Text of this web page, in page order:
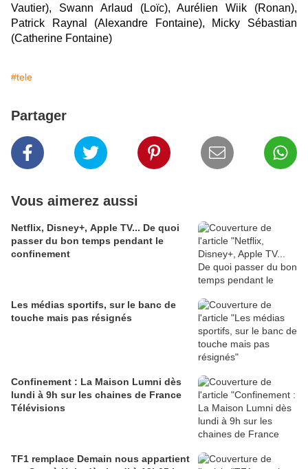
Vautier), Swann Arlaud (Loïc), Aurélien Wiik (Ronan),
Patrick Raynal (Alexandre Fontaine), Micky Sébastian
(Catherine Fontaine)
#tele
Partager
Vous aimerez aussi
Netflix, Disney+, Apple TV... De quoi
passer du bon temps pendant le
confinement
Les médias sportifs, sur le banc de
touche mais pas résignés
Confinement : La Maison Lumni dès
lundi à 9h sur les chaines de France
Télévisions
TF1 remplace Demain nous appartient